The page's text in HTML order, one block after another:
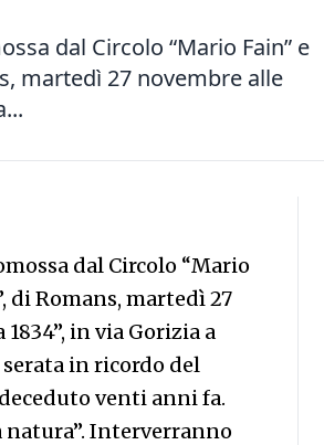
dal Circolo “Mario Fain” e
martedì 27 novembre alle
dal Circolo “Mario
di Romans, martedì 27
1834”, in via Gorizia a
serata in ricordo del
venti anni fa.
natura”. Interverranno